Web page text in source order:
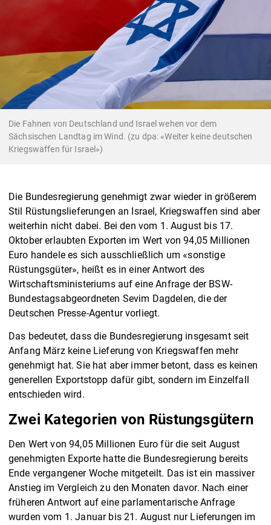
Die Fahnen von Deutschland und Israel wehen vor dem
Sächsischen Landtag im Wind. (zu dpa: «Weiter keine deutschen
Kriegswaffen für Israel»)
Die Bundesregierung genehmigt zwar wieder in größerem
Stil Rüstungslieferungen an Israel, Kriegswaffen sind aber
weiterhin nicht dabei. Bei den vom 1. August bis 17.
Oktober erlaubten Exporten im Wert von 94,05 Millionen
Euro handele es sich ausschließlich um «sonstige
Rüstungsgüter», heißt es in einer Antwort des
Wirtschaftsministeriums auf eine Anfrage der BSW-
Bundestagsabgeordneten Sevim Dagdelen, die der
Deutschen Presse-Agentur vorliegt.
Das bedeutet, dass die Bundesregierung insgesamt seit
Anfang März keine Lieferung von Kriegswaffen mehr
genehmigt hat. Sie hat aber immer betont, dass es keinen
generellen Exportstopp dafür gibt, sondern im Einzelfall
entschieden wird.
Zwei Kategorien von Rüstungsgütern
Den Wert von 94,05 Millionen Euro für die seit August
genehmigten Exporte hatte die Bundesregierung bereits
Ende vergangener Woche mitgeteilt. Das ist ein massiver
Anstieg im Vergleich zu den Monaten davor. Nach einer
früheren Antwort auf eine parlamentarische Anfrage
wurden vom 1. Januar bis 21. August nur Lieferungen im